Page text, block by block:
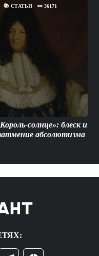
📚СТАТЬИ 👀36171
солнце»: блеск и
абсолютизма